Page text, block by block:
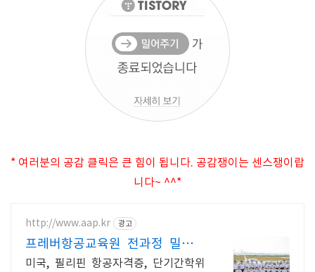
* 여러분의 공감 클릭은 큰 힘이 됩니다. 공감쟁이는 센스쟁이랍
니다~ ^^*
http://www.aap.kr 광고
프레버항공교육원 전과정 밀착관
리형이론, 실습수업코칭
미국, 필리핀 항공자격증, 단기간학위